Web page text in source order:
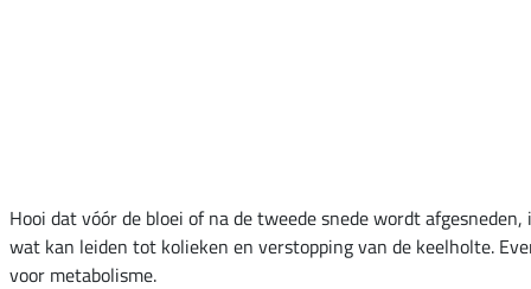
Hooi dat vóór de bloei of na de tweede snede wordt
wat kan leiden tot kolieken en verstopping van de keelholte.
voor metabolisme.